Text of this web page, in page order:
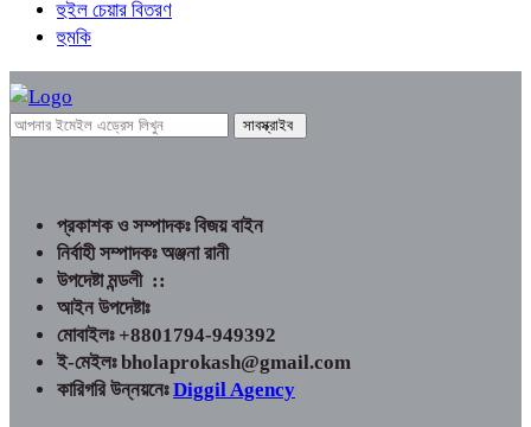
হুইল চেয়ার বিতরণ
হুমকি
প্রকাশক ও সম্পাদকঃ বিজয় বাইন
নির্বাহী সম্পাদকঃ অঞ্জনা রানী
উপদেষ্টা মন্ডলী ::
আইন উপদেষ্টাঃ
মোবাইলঃ +8801794-949392
ই-মেইলঃ bholaprokash@gmail.com
কারিগরি উন্নয়নেঃDiggil Agency